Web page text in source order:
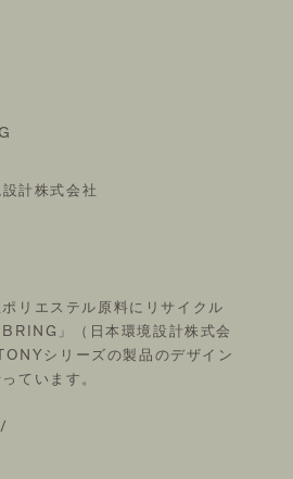
計株式会社
リエステル原料にリサイクル
」（日本環境設計株式会
シリーズの製品のデザイン
ています。